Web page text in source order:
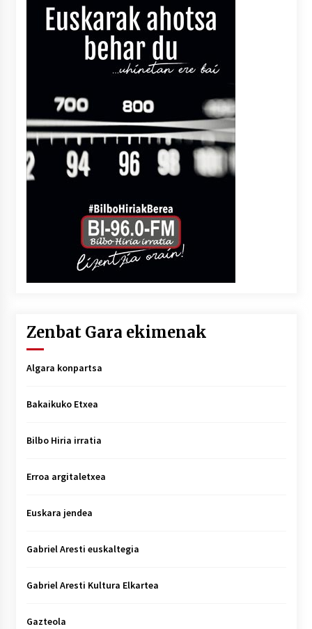
Zenbat Gara ekimenak
Algara konpartsa
Bakaikuko Etxea
Bilbo Hiria irratia
Erroa argitaletxea
Euskara jendea
Gabriel Aresti euskaltegia
Gabriel Aresti Kultura Elkartea
Gazteola